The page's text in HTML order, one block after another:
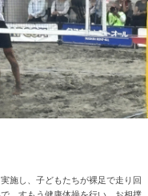
施し、子どもたちが裸足で走り回